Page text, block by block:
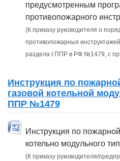
предусмотренным
противопожарного
(К приказу руководителя о
противопожарных
раздела I ППР в РФ №1479, с
Инструкция по
газовой котельной
ППР №1479
Инструкция по
котельно модульного
(К приказу руководителя/